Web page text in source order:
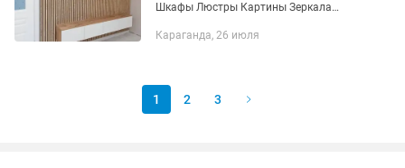
Шкафы Люстры Картины Зеркала
Кронштейны Турники и все что вы еще
Караганда, 26 июля
1 2 3